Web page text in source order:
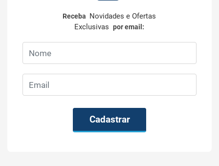
Receba Novidades e Ofertas
Exclusivaspor email:
Cadastrar